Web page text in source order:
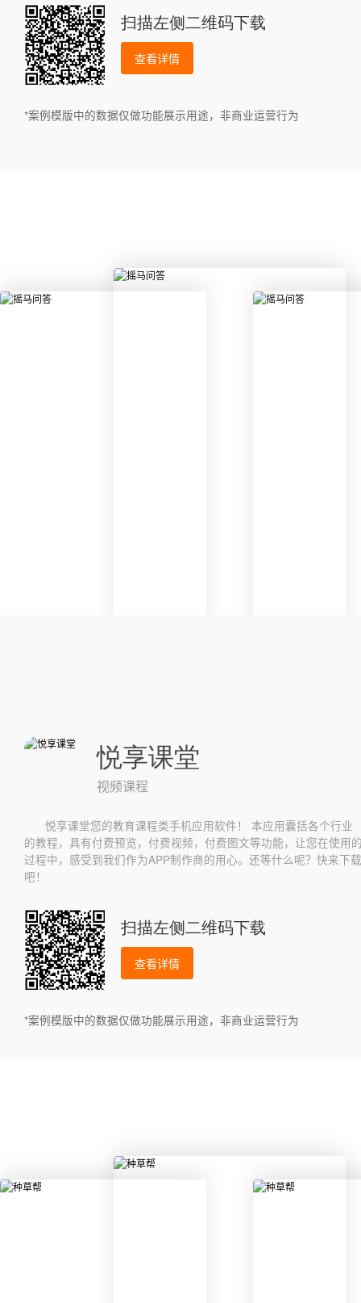
扫描左侧二维码下载
查看详情
*案例模版中的数据仅做功能展示用途，非商业运营行为
悦享课堂
视频课程
悦享课堂您的教育课程类手机应用软件！ 本应用囊括各个行业
的教程，具有付费预览，付费视频，付费图文等功能，让您在使用
过程中，感受到我们作为APP制作商的用心。还等什么呢？快来下载
吧！
扫描左侧二维码下载
查看详情
*案例模版中的数据仅做功能展示用途，非商业运营行为